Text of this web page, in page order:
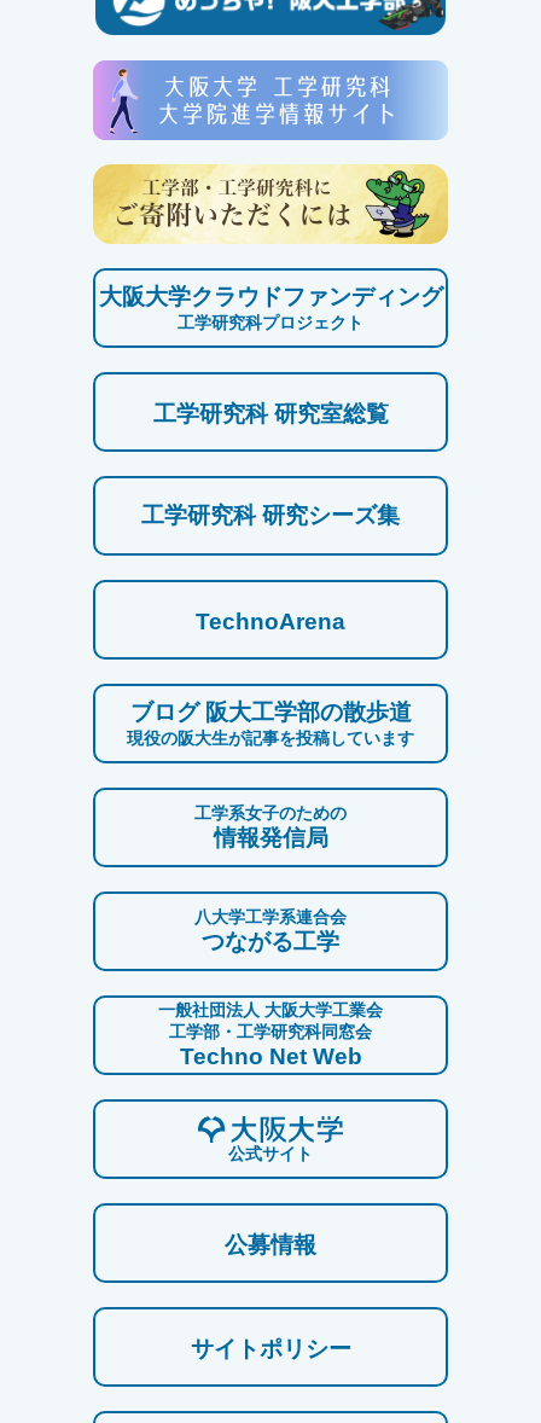
大阪大学クラウドファンディング
工学研究科プロジェクト
工学研究科 研究室総覧
工学研究科 研究シーズ集
TechnoArena
ブログ 阪大工学部の散歩道
現役の阪大生が記事を投稿しています
工学系女子のための
情報発信局
八大学工学系連合会
つながる工学
一般社団法人 大阪大学工業会
工学部・工学研究科同窓会
Techno Net Web
公式サイト
公募情報
サイトポリシー